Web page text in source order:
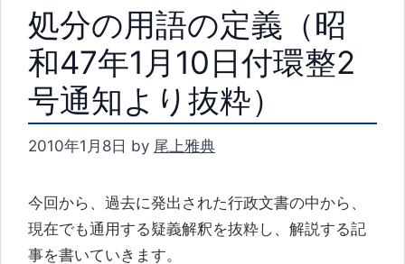
処分の用語の定義（昭
和47年1月10日付環整2
号通知より抜粋）
2010年1月8日 by 尾上雅典
今回から、過去に発出された行政文書の中から、
現在でも通用する疑義解釈を抜粋し、解説する記
事を書いていきます。